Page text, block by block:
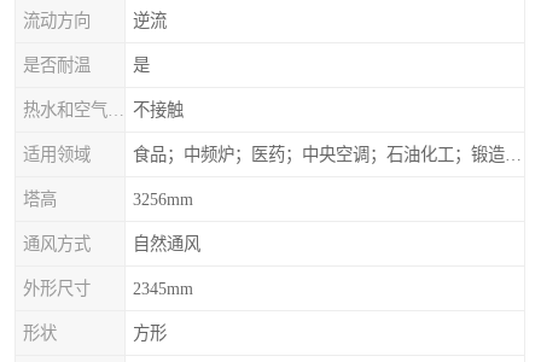
流动方向 逆流
是否耐温 是
不接触
适用领域
塔高 3256mm
通风方式 自然通风
外形尺寸 2345mm
形状 方形